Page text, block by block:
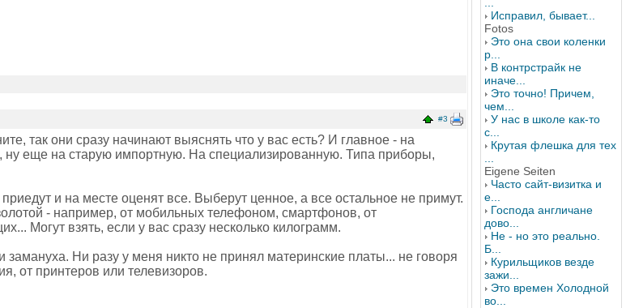
#3
так они сразу начинают выяснять что у вас есть? И главное - на
ну еще на старую импортную. На специализированную. Типа приборы,
приедут и на месте оценят все. Выберут ценное, а все остальное не примут.
- например, от мобильных телефоном, смартфонов, от
Могут взять, если у вас сразу несколько килограмм.
замануха. Ни разу у меня никто не принял материнские платы... не говоря
от принтеров или телевизоров.
Исправил, бывает...
Fotos
Это она свои коленки
р...
В контрстрайк не
иначе...
Это точно! Причем,
чем...
У нас в школе как-то
с...
Крутая флешка для тех
Eigene Seiten
Часто сайт-визитка и
е...
Господа англичане
дово...
Не - но это реально.
Б...
Курильщиков везде
зажи...
Это времен Холодной
во...